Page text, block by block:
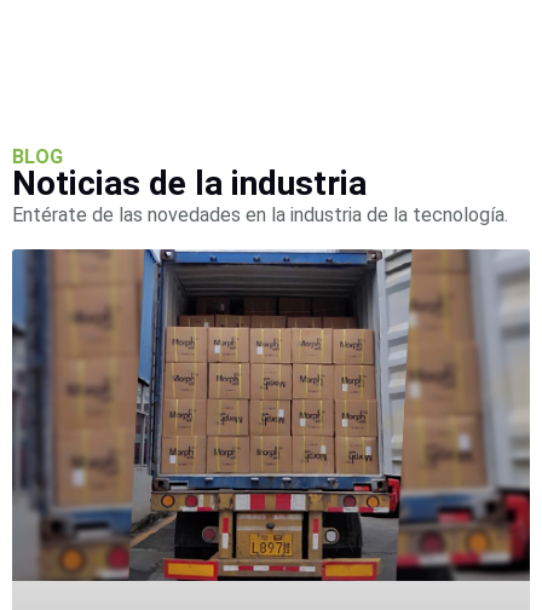
Mecánicos
(HDD)Memorias
SD /
Memorias
SDServidores
AplicaciónUnidades
de Estado
Sólido
(SSD)
Software
VMS y
Analíticas
EPCOM
BLOG
Noticias de la industria
Entérate de las novedades en la industria de la tecnología.